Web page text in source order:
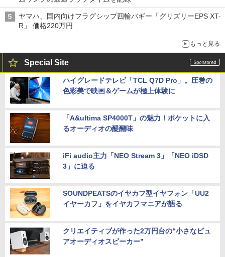
ヤマハ、国内向けフラグシップ四輪バギー「グリズリーEPS XT-
R」 価格220万円
もっと見る
Special Site
ハイグレードテレビ「TCL Q7D Pro」。圧巻の
色彩美で映画＆ゲームが極上体験に
「A&ultima SP4000T」の魅力！ポケットに入
るオーディオの醍醐味
iFi audio主力「NEO Stream 3」「NEO iDSD
3」に迫る
SOUNDPEATSのイヤカフ型イヤフォン「UU2
イヤーカフ」をイヤカフマニアが語る
クリエイティブが作った2万円台の“小さなピュ
アオーディオスピーカー”